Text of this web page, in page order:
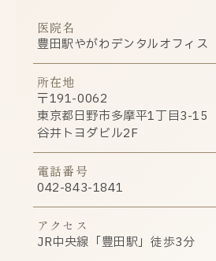
医院名
豊田駅やがわデンタルオフィス
所在地
〒191-0062
東京都日野市多摩平1丁目3-15
谷井トヨダビル2F
電話番号
042-843-1841
アクセス
JR中央線「豊田駅」徒歩3分